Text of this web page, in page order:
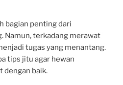
bagian penting dari
Namun, terkadang merawat
tugas yang menantang.
tips jitu agar hewan
dengan baik.